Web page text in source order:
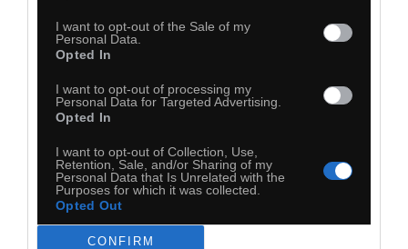
I want to opt-out of the Sale of my
Personal Data.
Opted In
I want to opt-out of processing my
Personal Data for Targeted Advertising.
Opted In
I want to opt-out of Collection, Use,
Retention, Sale, and/or Sharing of my
Personal Data that Is Unrelated with the
Purposes for which it was collected.
Opted Out
CONFIRM